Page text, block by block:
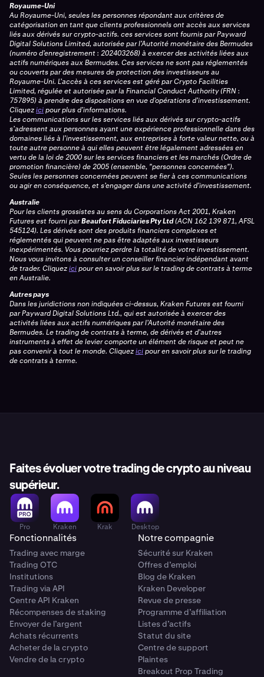
Royaume-Uni
Au Royaume-Uni, seules les personnes répondant aux critères de
catégorisation en tant que clients professionnels ont accès aux services
liés aux dérivés sur crypto-actifs. ces services sont fournis par Payward
Digital Solutions Limited, autorisée par l’Autorité monétaire des Bermudes
(numéro d’enregistrement : 202403268) à exercer des activités liées aux
actifs numériques aux Bermudes. Ces services ne sont pas réglementés
ou couverts par des mesures de protection des investisseurs au
Royaume-Uni. L’accès à ces services est géré par Crypto Facilities
Limited, régulée et autorisée par la Financial Conduct Authority (FRN :
757895) à prendre des dispositions en vue d’opérations d’investissement.
Cliquezicipour plus d’informations.
Les communications sur les services liés aux dérivés sur crypto-actifs
s’adressent aux personnes ayant une expérience professionnelle dans des
domaines liés à l’investissement, aux entreprises à forte valeur nette, ou à
toute autre personne à qui elles peuvent être légalement adressées en
vertu de la loi de 2000 sur les services financiers et les marchés (Ordre de
promotion financière) de 2005 (ensemble, "personnes concernées").
Seules les personnes concernées peuvent se fier à ces communications
ou agir en conséquence, et s’engager dans une activité d’investissement.
Australie
Pour les clients grossistes au sens du Corporations Act 2001, Kraken
Futures est fourni parBeaufort Fiduciaries Pty Ltd(ACN 162 139 871, AFSL
545124). Les dérivés sont des produits financiers complexes et
réglementés qui peuvent ne pas être adaptés aux investisseurs
inexpérimentés. Vous pourriez perdre la totalité de votre investissement.
Nous vous invitons à consulter un conseiller financier indépendant avant
de trader. Cliquezicipour en savoir plus sur le trading de contrats à terme
en Australie.
Autres pays
Dans les juridictions non indiquées ci-dessus, Kraken Futures est fourni
par Payward Digital Solutions Ltd., qui est autorisée à exercer des
activités liées aux actifs numériques par l’Autorité monétaire des
Bermudes. Le trading de contrats à terme, de dérivés et d’autres
instruments à effet de levier comporte un élément de risque et peut ne
pas convenir à tout le monde. Cliquezicipour en savoir plus sur le trading
de contrats à terme.
Faites évoluer votre trading de crypto au niveau
supérieur.
Pro Kraken Krak Desktop
Fonctionnalités
Trading avec marge
Trading OTC
Institutions
Trading via API
Centre API Kraken
Récompenses de staking
Envoyer de l’argent
Achats récurrents
Acheter de la crypto
Vendre de la crypto
Notre compagnie
Sécurité sur Kraken
Offres d’emploi
Blog de Kraken
Kraken Developer
Revue de presse
Programme d’affiliation
Listes d’actifs
Statut du site
Centre de support
Plaintes
Breakout Prop Trading